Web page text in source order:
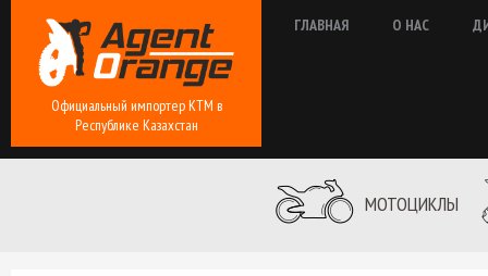
Официальный импортер КТМ в
Республике Казахстан
ГЛАВНАЯ О НАС
МОТОЦИКЛЫ